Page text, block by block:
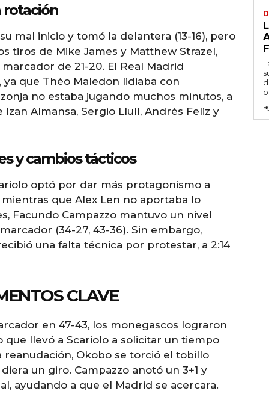
rotación
mal inicio y tomó la delantera (13-16), pero
tiros de Mike James y Matthew Strazel,
de 21-20. El Real Madrid
que Théo Maledon lidiaba con
no estaba jugando muchos minutos, a
Almansa, Sergio Llull, Andrés Feliz y
y cambios tácticos
optó por dar más protagonismo a
que Alex Len no aportaba lo
Facundo Campazzo mantuvo un nivel
(34-27, 43-36). Sin embargo,
una falta técnica por protestar, a 2:14
CLAVE
en 47-43, los monegascos lograron
llevó a Scariolo a solicitar un tiempo
Okobo se torció el tobillo
un giro. Campazzo anotó un 3+1 y
ayudando a que el Madrid se acercara.